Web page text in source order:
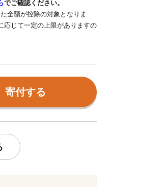
でご確認ください。
全額が控除の対象となりま
応じて一定の上限がありますの
寄付する